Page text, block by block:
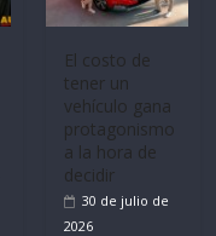
El costo de
tener un
vehículo gana
protagonismo
a la hora de
decidir
30 de julio de
2026